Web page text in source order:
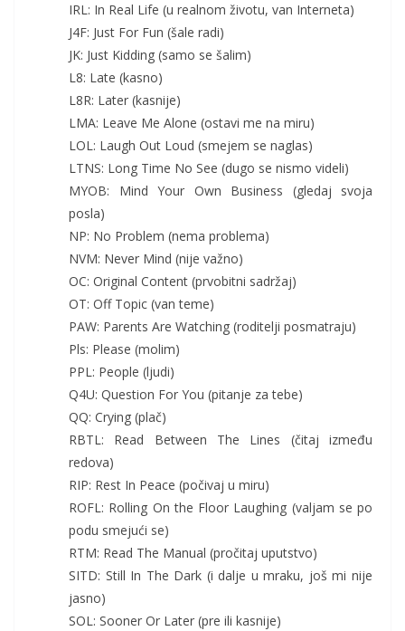
IRL: In Real Life (u realnom životu, van Interneta)
J4F: Just For Fun (šale radi)
JK: Just Kidding (samo se šalim)
L8: Late (kasno)
L8R: Later (kasnije)
LMA: Leave Me Alone (ostavi me na miru)
LOL: Laugh Out Loud (smejem se naglas)
LTNS: Long Time No See (dugo se nismo videli)
MYOB: Mind Your Own Business (gledaj svoja
posla)
NP: No Problem (nema problema)
NVM: Never Mind (nije važno)
OC: Original Content (prvobitni sadržaj)
OT: Off Topic (van teme)
PAW: Parents Are Watching (roditelji posmatraju)
Pls: Please (molim)
PPL: People (ljudi)
Q4U: Question For You (pitanje za tebe)
QQ: Crying (plač)
RBTL: Read Between The Lines (čitaj između
redova)
RIP: Rest In Peace (počivaj u miru)
ROFL: Rolling On the Floor Laughing (valjam se po
podu smejući se)
RTM: Read The Manual (pročitaj uputstvo)
SITD: Still In The Dark (i dalje u mraku, još mi nije
jasno)
SOL: Sooner Or Later (pre ili kasnije)